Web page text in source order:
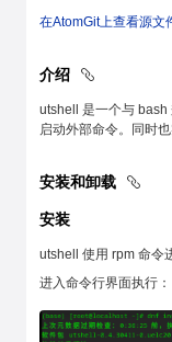
在AtomGit上查看源文
介绍
utshell 是一个与 bash
启动外部命令。同时
安装和卸载
安装
utshell 使用 rpm 命令
进入命令行界面执行：